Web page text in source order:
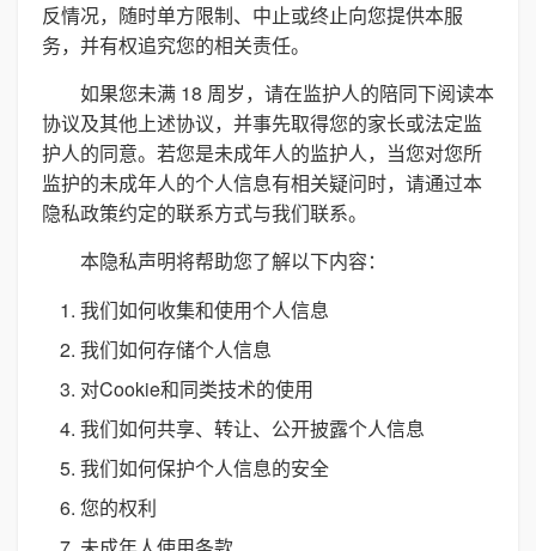
反情况，随时单方限制、中止或终止向您提供本服
务，并有权追究您的相关责任。
如果您未满 18 周岁，请在监护人的陪同下阅读本
协议及其他上述协议，并事先取得您的家长或法定监
护人的同意。若您是未成年人的监护人，当您对您所
监护的未成年人的个人信息有相关疑问时，请通过本
隐私政策约定的联系方式与我们联系。
本隐私声明将帮助您了解以下内容：
我们如何收集和使用个人信息
我们如何存储个人信息
对Cookie和同类技术的使用
我们如何共享、转让、公开披露个人信息
我们如何保护个人信息的安全
您的权利